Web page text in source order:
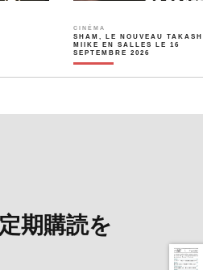
CINÉMA
SHAM, LE NOUVEAU TAKASHI
MIIKE EN SALLES LE 16
SEPTEMBRE 2026
期購読を